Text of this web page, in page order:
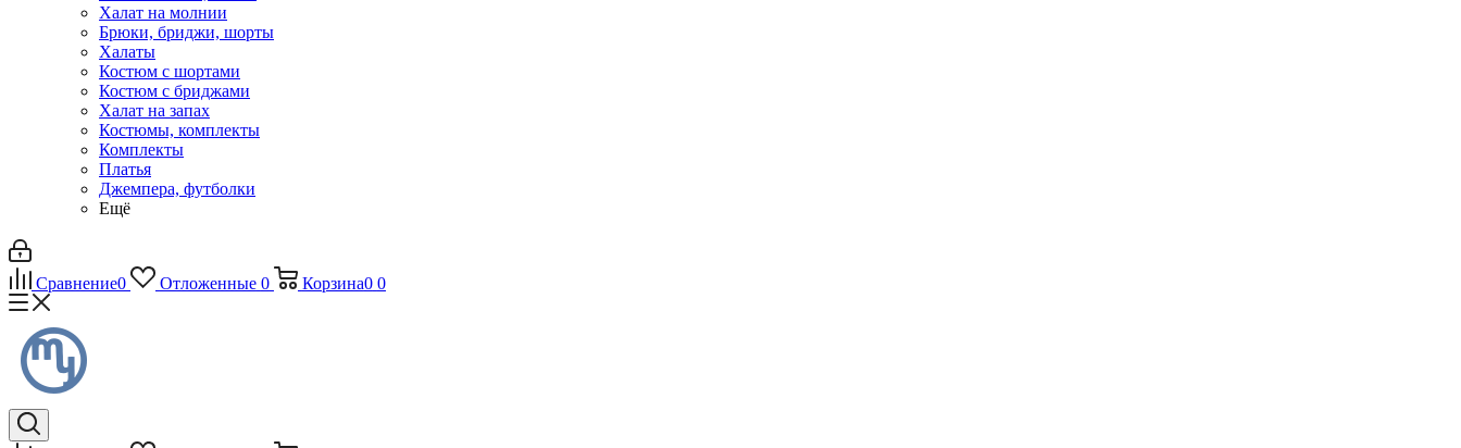
Халат на молнии
Брюки, бриджи, шорты
Халаты
Костюм с шортами
Костюм с бриджами
Халат на запах
Костюмы, комплекты
Комплекты
Платья
Джемпера, футболки
Ещё
Сравнение0 Отложенные 0 Корзина0 0